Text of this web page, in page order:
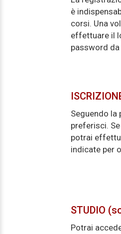
è
corsi. Una
effettuare il
password
Seguendo
preferisci.
potrai
indicate per
STUDIO
Potrai